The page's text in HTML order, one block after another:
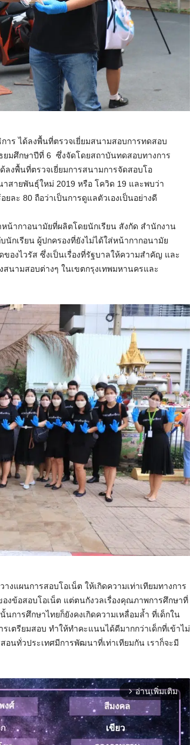
ร ได้ลงพื้นที่ตรวจเยี่ยมสนามสอบการทดสอบ
มศึกษาปีที่ 6 ซึ่งจัดโดยสถาบันทดสอบทางการ
งพื้นที่ตรวจเยี่ยมการสนามการจัดสอบโอ
สายพันธุ์ใหม่ 2019 หรือ โควิด 19 และพบว่า
ละ 80 ถือว่าเป็นการดูแลตัวเองเป็นอย่างดี
น้ากาอนามัยที่ผลิตโดยนักเรียน สังกัด สำนักงาน
กเรียน ผู้ปกครองที่ยังไม่ได้ใส่หน้ากากอนามัย
องไวรัส ซึ่งเป็นเรื่องที่รัฐบาลให้ความสำคัญ และ
นามสอบต่างๆ ในเขตกรุงเทพมหานครและ
งแผนการสอบโอเน็ต ให้เกิดความเท่าเทียมทางการ
งข้อสอบโอเน็ต แต่ตนกังวลเรื่องคุณภาพการศึกษาที่
การศึกษาไทยก็ยังคงเกิดความเหลื่อมล้ำ ที่เด็กใน
เตรียมสอบ ทำให้ทำคะแนนได้ดีมากกว่าเด็กที่เข้าไม่
อนทั่วประเทศมีการพัฒนาที่เท่าเทียมกัน เราก็จะมี
arrow_forward_ios อ่านเพิ่มเติม